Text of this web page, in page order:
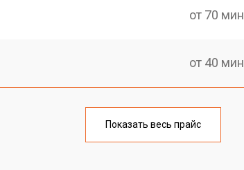
от 70 мин
от 40 мин
от 60 мин
Показать весь прайс